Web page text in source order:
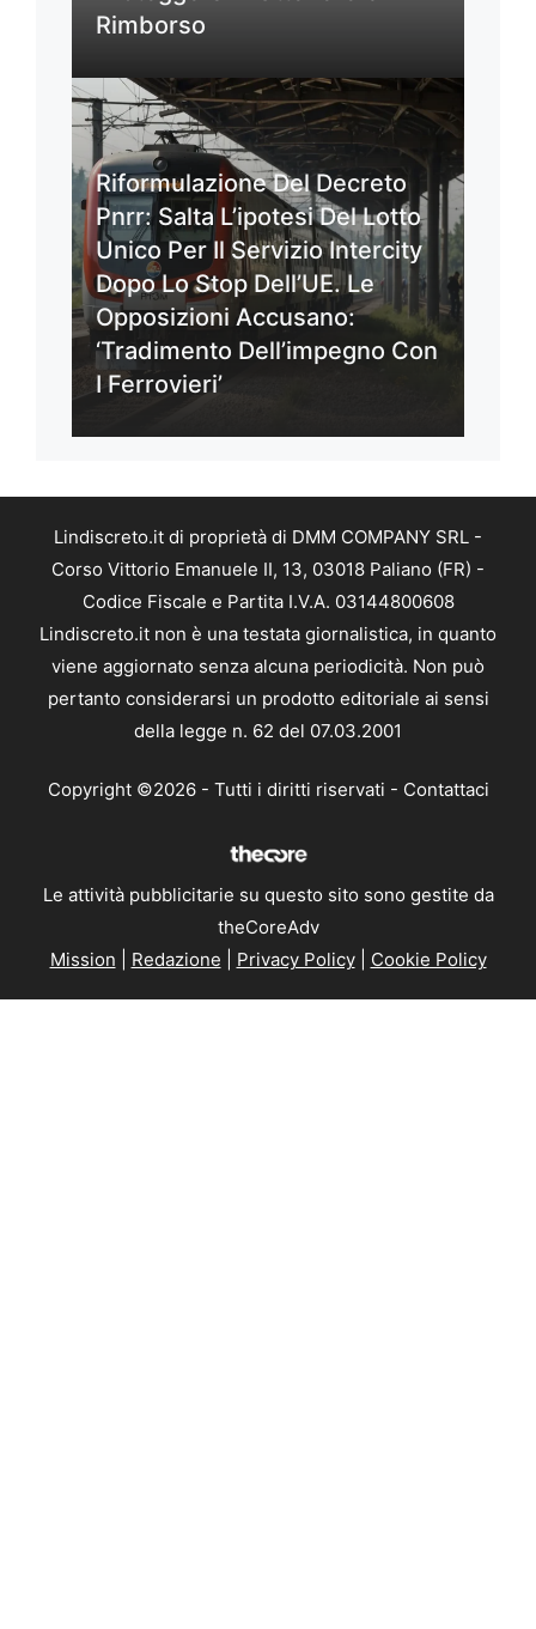
Rimborso
Riformulazione Del Decreto
Pnrr: Salta L’ipotesi Del Lotto
Unico Per Il Servizio Intercity
Dopo Lo Stop Dell’UE. Le
Opposizioni Accusano:
‘Tradimento Dell’impegno Con
I Ferrovieri’
Lindiscreto.it di proprietà di DMM COMPANY SRL -
Corso Vittorio Emanuele II, 13, 03018 Paliano (FR) -
Codice Fiscale e Partita I.V.A. 03144800608
Lindiscreto.it non è una testata giornalistica, in quanto
viene aggiornato senza alcuna periodicità. Non può
pertanto considerarsi un prodotto editoriale ai sensi
della legge n. 62 del 07.03.2001
Copyright ©2026 - Tutti i diritti riservati - Contattaci
Le attività pubblicitarie su questo sito sono gestite da
theCoreAdv
Mission
Redazione Privacy Policy| Cookie Policy